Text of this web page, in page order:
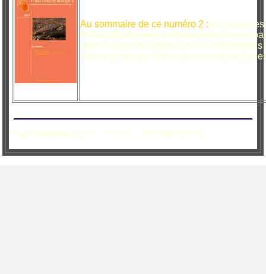
Au sommaire de ce numéro 2 : une liste
Rhône-Alpes, avec présence des taxons
retenus pour la région avec 14
avec des photos d'animaux vivants
Folia_Conchyliologica_2.pdf (??? ko) Téléchargé 6234 fois